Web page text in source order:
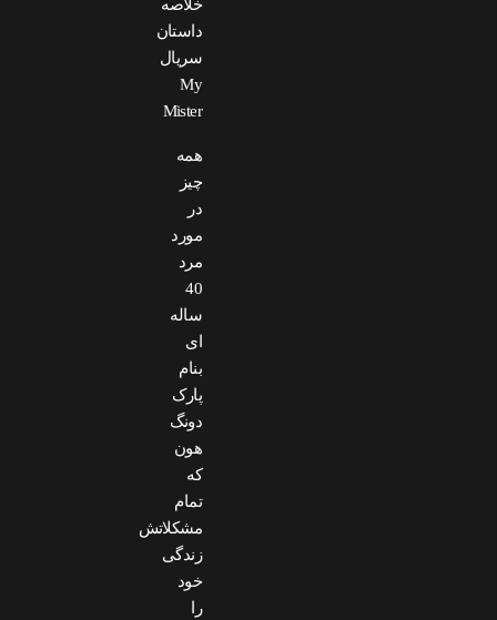
خلاصه
داستان
سریال
My
Mister
همه
چیز
در
مورد
مرد
40
ساله
ای
بنام
پارک
دونگ
هون
که
تمام
مشکلاتش
زندگی
خود
را